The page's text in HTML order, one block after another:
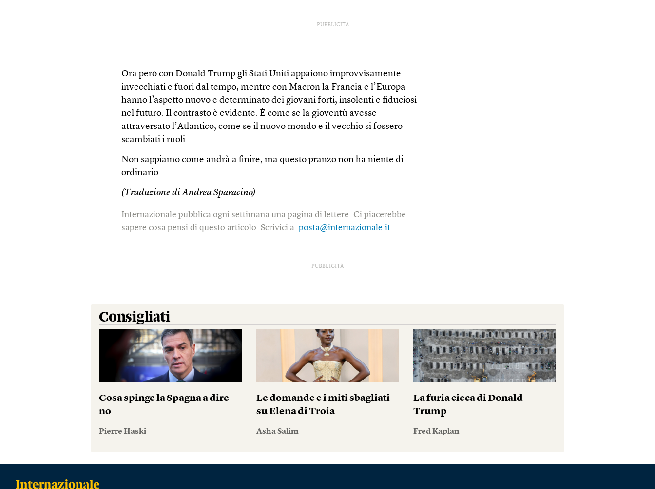
PUBBLICITÀ
Ora però con Donald Trump gli Stati Uniti appaiono improvvisamente
invecchiati e fuori dal tempo, mentre con Macron la Francia e l’Europa
hanno l’aspetto nuovo e determinato dei giovani forti, insolenti e fiduciosi
nel futuro. Il contrasto è evidente. È come se la gioventù avesse
attraversato l’Atlantico, come se il nuovo mondo e il vecchio si fossero
scambiati i ruoli.
Non sappiamo come andrà a finire, ma questo pranzo non ha niente di
ordinario.
(Traduzione di Andrea Sparacino)
Internazionale pubblica ogni settimana una pagina di lettere. Ci piacerebbe
sapere cosa pensi di questo articolo. Scrivici a:posta@internazionale.it
PUBBLICITÀ
Consigliati
Cosa spinge la Spagna a dire
no
Pierre Haski
Le domande e i miti sbagliati
su Elena di Troia
Asha Salim
La furia cieca di Donald
Trump
Fred Kaplan